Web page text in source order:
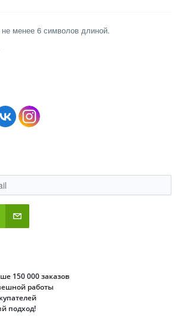
менее 6 символов длиной.
150 000 заказов
работы
подход!